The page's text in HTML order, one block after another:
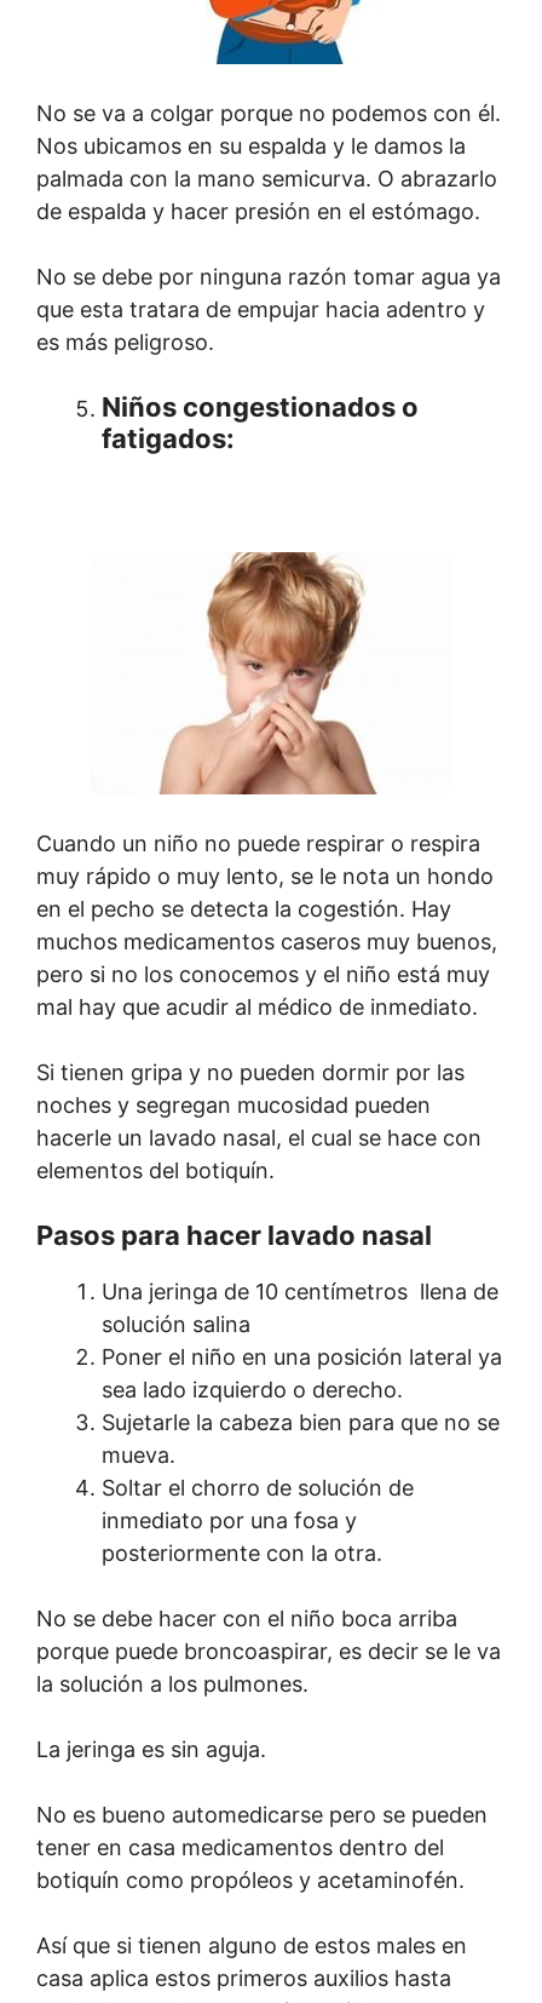
No se va a colgar porque no podemos con él.
Nos ubicamos en su espalda y le damos la
palmada con la mano semicurva. O abrazarlo
de espalda y hacer presión en el estómago.
No se debe por ninguna razón tomar agua ya
que esta tratara de empujar hacia adentro y
es más peligroso.
Niños congestionados o
fatigados:
Cuando un niño no puede respirar o respira
muy rápido o muy lento, se le nota un hondo
en el pecho se detecta la cogestión. Hay
muchos medicamentos caseros muy buenos,
pero si no los conocemos y el niño está muy
mal hay que acudir al médico de inmediato.
Si tienen gripa y no pueden dormir por las
noches y segregan mucosidad pueden
hacerle un lavado nasal, el cual se hace con
elementos del botiquín.
Pasos para hacer lavado nasal
Una jeringa de 10 centímetros llena de
solución salina
Poner el niño en una posición lateral ya
sea lado izquierdo o derecho.
Sujetarle la cabeza bien para que no se
mueva.
Soltar el chorro de solución de
inmediato por una fosa y
posteriormente con la otra.
No se debe hacer con el niño boca arriba
porque puede broncoaspirar, es decir se le va
la solución a los pulmones.
La jeringa es sin aguja.
No es bueno automedicarse pero se pueden
tener en casa medicamentos dentro del
botiquín como propóleos y acetaminofén.
Así que si tienen alguno de estos males en
casa aplica estos primeros auxilios hasta